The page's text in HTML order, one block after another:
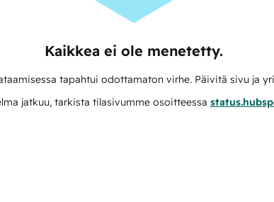
Kaikkea ei ole menetetty.
tapahtui odottamaton virhe. Päivitä sivu ja
jatkuu, tarkista tilasivumme osoitteessa